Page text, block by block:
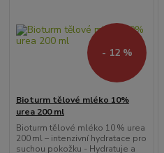
- 12 %
Bioturm tělové mléko 10%
urea 200 ml
Bioturm tělové mléko 10 % urea
200 ml – intenzivní hydratace pro
suchou pokožku - Hydratuje a